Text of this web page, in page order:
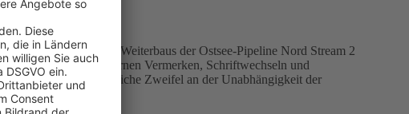
- stock.adobe.com
Zulässigkeit des Weiterbaus der Ostsee-Pipeline Nord Stream 2
Aus den internen Vermerken, Schriftwechseln und
mindestens erhebliche Zweifel an der Unabhängigkeit der